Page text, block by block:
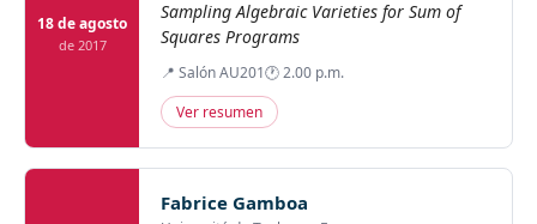
18 de agosto
de 2017
Sampling Algebraic Varieties for Sum of
Squares Programs
📍 Salón AU201🕐 2.00 p.m.
Ver resumen
Fabrice Gamboa